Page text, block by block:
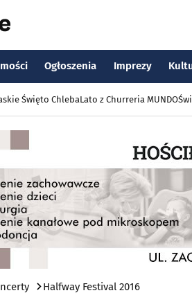
Ogłoszenia Imprezy
Święto ChlebaLato z Churreria MUNDO
Halfway Festival 2016